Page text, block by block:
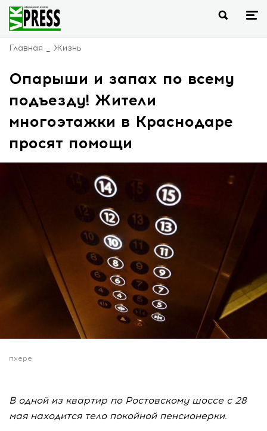
Главная Жизнь
Опарыши и запах по всему
подъезду! Жители
многоэтажки в Краснодаре
просят помощи
пхере
В одной из квартир по Ростовскому шоссе с 28
мая находится тело покойной пенсионерки.